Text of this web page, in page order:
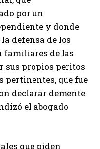
por un
y donde
defensa de los
familiares de las
sus propios peritos
pertinentes, que fue
declarar demente
el abogado
que piden